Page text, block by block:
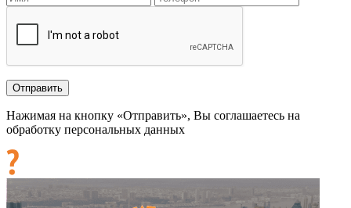
Нажимая на кнопку «Отправить», Вы соглашаетесь на
обработку персональных данных